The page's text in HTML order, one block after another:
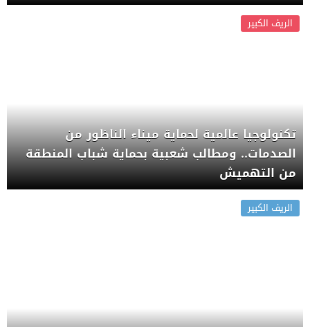
الريف الكبير
تكنولوجيا عالمية لحماية ميناء الناظور من
الصدمات.. ومطالب شعبية بحماية شباب المنطقة
من التهميش
الريف الكبير